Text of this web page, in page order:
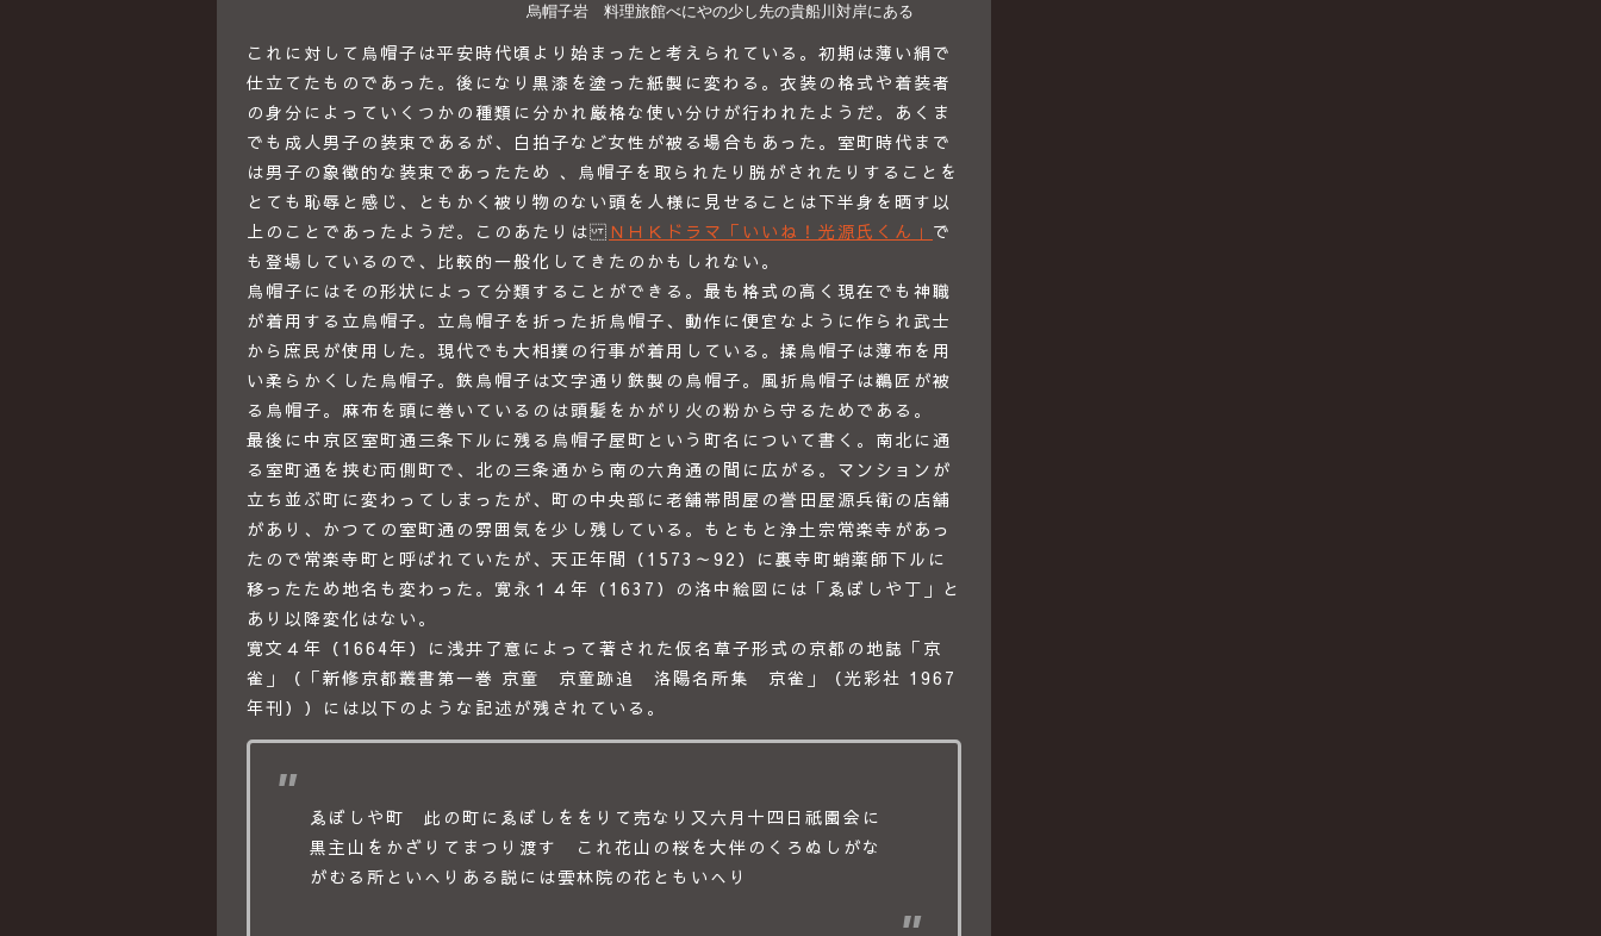
烏帽子岩 料理旅館べにやの少し先の貴船川対岸にある
これに対して烏帽子は平安時代頃より始まったと考えられている。初期は薄い絹で
仕立てたものであった。後になり黒漆を塗った紙製に変わる。衣装の格式や着装者
の身分によっていくつかの種類に分かれ厳格な使い分けが行われたようだ。あくま
でも成人男子の装束であるが、白拍子など女性が被る場合もあった。室町時代まで
は男子の象徴的な装束であったため 、烏帽子を取られたり脱がされたりすることを
とても恥辱と感じ、ともかく被り物のない頭を人様に見せることは下半身を晒す以
上のことであったようだ。このあたりは ＮＨＫドラマ「いいね！光源氏くん」 で
も登場しているので、比較的一般化してきたのかもしれない。
烏帽子にはその形状によって分類することができる。最も格式の高く現在でも神職
が着用する立烏帽子。立烏帽子を折った折烏帽子、動作に便宜なように作られ武士
から庶民が使用した。現代でも大相撲の行事が着用している。揉烏帽子は薄布を用
い柔らかくした烏帽子。鉄烏帽子は文字通り鉄製の烏帽子。風折烏帽子は鵜匠が被
る烏帽子。麻布を頭に巻いているのは頭髪をかがり火の粉から守るためである。
最後に中京区室町通三条下ルに残る烏帽子屋町という町名について書く。南北に通
る室町通を挟む両側町で、北の三条通から南の六角通の間に広がる。マンションが
立ち並ぶ町に変わってしまったが、町の中央部に老舗帯問屋の誉田屋源兵衛の店舗
があり、かつての室町通の雰囲気を少し残している。もともと浄土宗常楽寺があっ
たので常楽寺町と呼ばれていたが、天正年間（1573～92）に裏寺町蛸薬師下ルに
移ったため地名も変わった。寛永１４年（1637）の洛中絵図には「ゑぼしや丁」と
あり以降変化はない。
寛文４年（1664年）に浅井了意によって著された仮名草子形式の京都の地誌「京
雀」（「新修京都叢書第一巻 京童 京童跡追 洛陽名所集 京雀」（光彩社 1967
年刊））には以下のような記述が残されている。
ゑぼしや町 此の町にゑぼしををりて売なり又六月十四日祇園会に
黒主山をかざりてまつり渡す これ花山の桜を大伴のくろぬしがな
がむる所といへりある説には雲林院の花ともいへり